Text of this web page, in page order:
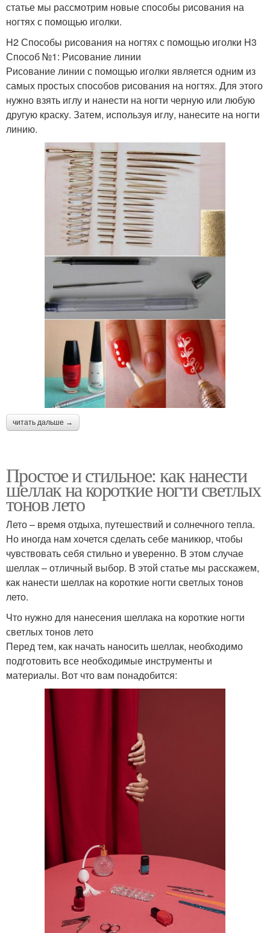
статье мы рассмотрим новые способы рисования на
ногтях с помощью иголки.
H2 Способы рисования на ногтях с помощью иголки H3
Способ №1: Рисование линии
Рисование линии с помощью иголки является одним из
самых простых способов рисования на ногтях. Для этого
нужно взять иглу и нанести на ногти черную или любую
другую краску. Затем, используя иглу, нанесите на ногти
линию.
читать дальше →
Простое и стильное: как нанести
шеллак на короткие ногти светлых
тонов лето
Лето – время отдыха, путешествий и солнечного тепла.
Но иногда нам хочется сделать себе маникюр, чтобы
чувствовать себя стильно и уверенно. В этом случае
шеллак – отличный выбор. В этой статье мы расскажем,
как нанести шеллак на короткие ногти светлых тонов
лето.
Что нужно для нанесения шеллака на короткие ногти
светлых тонов лето
Перед тем, как начать наносить шеллак, необходимо
подготовить все необходимые инструменты и
материалы. Вот что вам понадобится: